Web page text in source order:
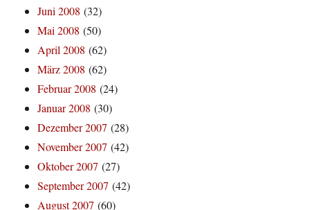
Juni 2008 (32)
Mai 2008 (50)
April 2008 (62)
März 2008 (62)
Februar 2008 (24)
Januar 2008 (30)
Dezember 2007 (28)
November 2007 (42)
Oktober 2007 (27)
September 2007 (42)
August 2007 (60)